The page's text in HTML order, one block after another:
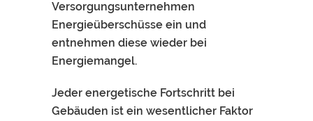
Versorgungsunternehmen
Energieüberschüsse ein und
entnehmen diese wieder bei
Energiemangel.
Jeder energetische Fortschritt bei
Gebäuden ist ein wesentlicher Faktor